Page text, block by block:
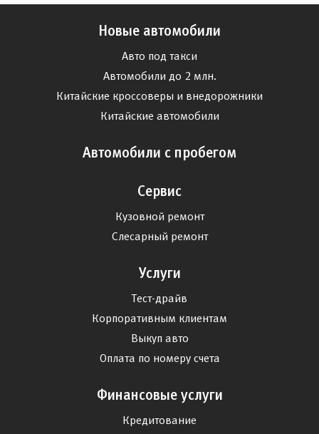
Новые автомобили
Авто под такси
Автомобили до 2 млн.
Китайские кроссоверы и внедорожники
Китайские автомобили
Автомобили с пробегом
Сервис
Кузовной ремонт
Слесарный ремонт
Услуги
Тест-драйв
Корпоративным клиентам
Выкуп авто
Оплата по номеру счета
Финансовые услуги
Кредитование